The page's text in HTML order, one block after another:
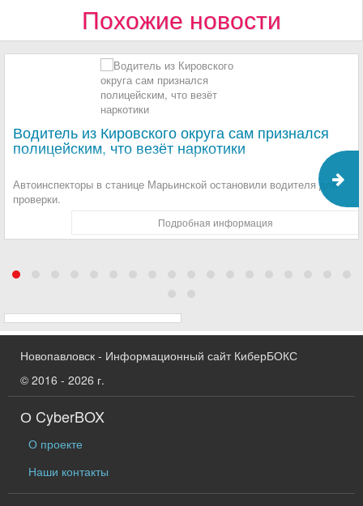
Похожие новости
Водитель из Кировского округа сам признался
полицейским, что везёт наркотики
Автоинспекторы в станице Марьинской остановили водителя для
проверки.
Подробная информация
Новопавловск - Информационный сайт КиберБОКС
© 2016 - 2026 г.
О CyberBOX
О проекте
Наши контакты